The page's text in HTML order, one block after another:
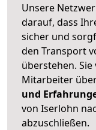
Unsere
darauf, dass
sicher und
den Transport
überstehen.
Mitarbeiter
und
von Iserlohn
abzuschließen.